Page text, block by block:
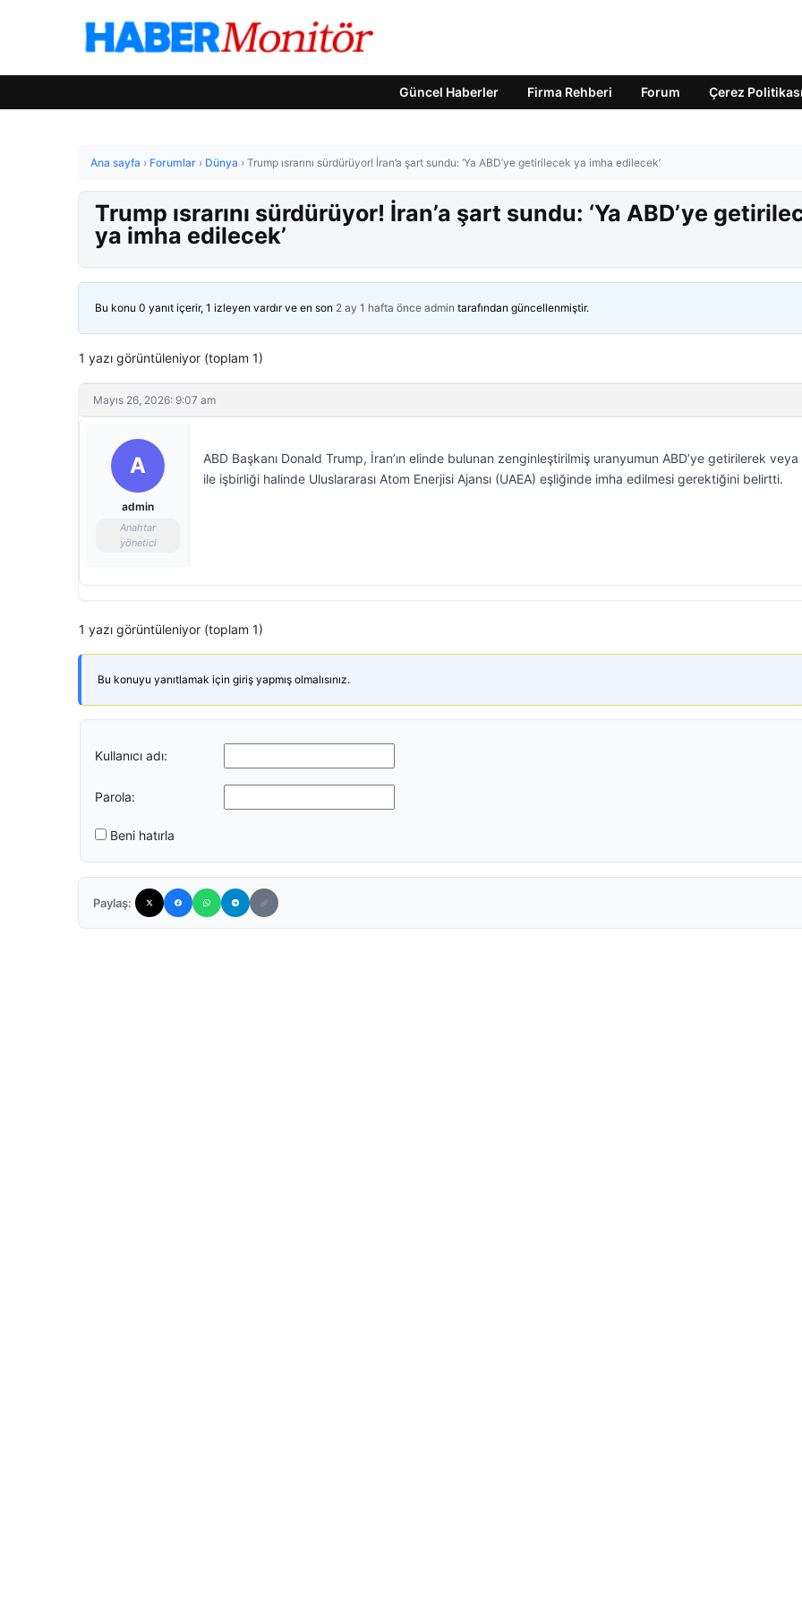
Güncel Haberler Firma Rehberi Forum Çerez Politikası
Ana sayfa › Forumlar › Dünya › Trump ısrarını sürdürüyor! İran’a şart sundu: ‘Ya ABD’ye getirilecek ya imha edilecek’
Trump ısrarını sürdürüyor! İran’a şart sundu: ‘Ya ABD’ye
ya imha edilecek’
Bu konu 0 yanıt içerir, 1 izleyen vardır ve en son 2 ay 1 hafta önce admin tarafından güncellenmiştir.
1 yazı görüntüleniyor (toplam 1)
Mayıs 26, 2026: 9:07 am
A
admin
Anahtar
yönetici
ABD Başkanı Donald Trump, İran’ın elinde bulunan zenginleştirilmiş uranyumun ABD’ye getirilerek veya
ile işbirliği halinde Uluslararası Atom Enerjisi Ajansı (UAEA) eşliğinde imha edilmesi gerektiğini belirtti.
1 yazı görüntüleniyor (toplam 1)
Bu konuyu yanıtlamak için giriş yapmış olmalısınız.
Kullanıcı adı:
Parola:
Beni hatırla
Paylaş: